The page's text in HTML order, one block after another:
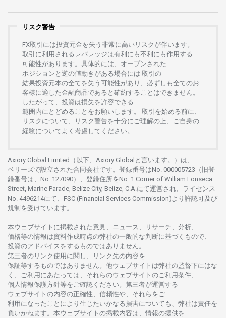
リスク警告
FX取引には投資元金を失う 非常に高い リスクが伴います。
取引に利用さ れる レバレッジは有利にも不利にも作用する
可能性があります。 具体的には、 オープンさ れた
ポジションと 逆の値動きがある場合には 取引の
結果投資元本の全てを失う 可能性があり、 必ずしも全てのお
客様に適した金融商品であると 確約することはできません。
したがって、 投資は損失を許容できる
範囲内にとどめることをお願いします 。 取引を始める前に、
リスクについて、
リスク警告を十分に ご理解の 上、 ご自身の
経験について よく 考慮してください。
Axiory Global Limited（以下、Axiory Globalと言います。）は、
ベリーズで設立さ れた合同会社です。 登録番号はNo. 000005723（旧登
録番号は、No. 127090）、 登録住所をNo. 1 Corner of William Fonseca
Street, Marine Parade, Belize City, Belize, C.A.にて運営さ れ、 ライセンス
No. 4496214にて、FSC (Financial Services Commission)より 許認可及び
規制を受けています。
本ウェブサイトに掲載さ れた意見、ニュース、リサーチ、分析、
価格等の情報は資料作成時点の弊社の一般的な判断に基づくもので、
投資のアドバイスをするものではありません。
第三者の リンク使用に関し、 リンク先の内容を
保証等するものではありません。 他ウェブサイトは弊社の監督下にはな
く、
ご利用に あたっては、 それらのウェブサイトの ご利用条件、
個人情報保護方針等を ご確認ください。 第三者が運営する
ウェブサイトの内容の正確性、信頼性や、それらをご
利用になったことにより 生じたいかなる損害についても、 弊社は責任を
負いかね ます。 本ウェブサイトの掲載内容は、 情報の提供を